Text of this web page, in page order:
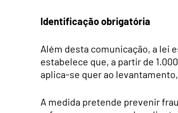
Identificação obrigatória
Além desta comunicação, a lei
estabelece que, a partir de
aplica-se quer ao
A medida pretende prevenir